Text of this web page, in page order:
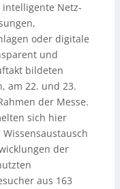
intelligente Netz-
oder digitale
und
bildeten
am 22. und 23.
der Messe.
sich hier
der
aus 163